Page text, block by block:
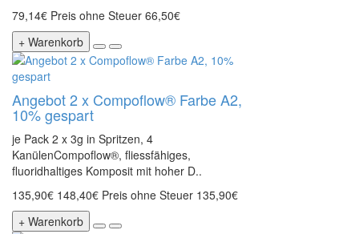
79,14€ Preis ohne Steuer 66,50€
+ Warenkorb
Angebot 2 x Compoflow® Farbe A2,
10% gespart
je Pack 2 x 3g in Spritzen, 4
KanülenCompoflow®, fliessfähiges,
fluoridhaltiges Komposit mit hoher D..
135,90€ 148,40€ Preis ohne Steuer 135,90€
+ Warenkorb